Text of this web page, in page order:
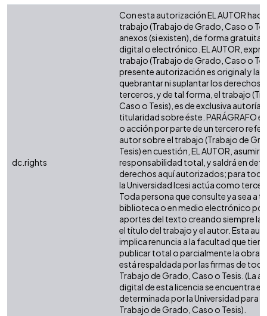
dc.rights
Con esta autorización EL AUTOR
trabajo (Trabajo de Grado, Caso o
anexos (si existen), de forma gratuita
digital o electrónico. EL AUTOR,
trabajo (Trabajo de Grado, Caso o
presente autorización es original y la
quebrantar ni suplantar los derechos
terceros, y de tal forma, el trabajo
Caso o Tesis), es de exclusiva autoría
titularidad sobre éste. PARÁGRAFO
o acción por parte de un tercero
autor sobre el trabajo (Trabajo de
Tesis) en cuestión, EL AUTOR, asumirá
responsabilidad total, y saldrá en
derechos aquí autorizados; para
la Universidad Icesi actúa como
Toda persona que consulte ya sea a
biblioteca o en medio electrónico
aportes del texto creando siempre la
el título del trabajo y el autor. Esta
implica renuncia a la facultad que tiene
publicar total o parcialmente la obra.
está respaldada por las firmas de
Trabajo de Grado, Caso o Tesis. (La
digital de esta licencia se encuentra
determinada por la Universidad para
Trabajo de Grado, Caso o Tesis).